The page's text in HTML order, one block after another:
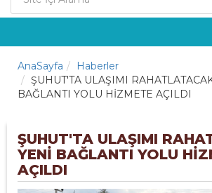
AnaSayfa
Haberler
ŞUHUT'TA ULAŞIMI
BAĞLANTI YOLU HİZMETE AÇILDI
ŞUHUT'TA ULAŞIMI
YENİ BAĞLANTI YOLU
AÇILDI